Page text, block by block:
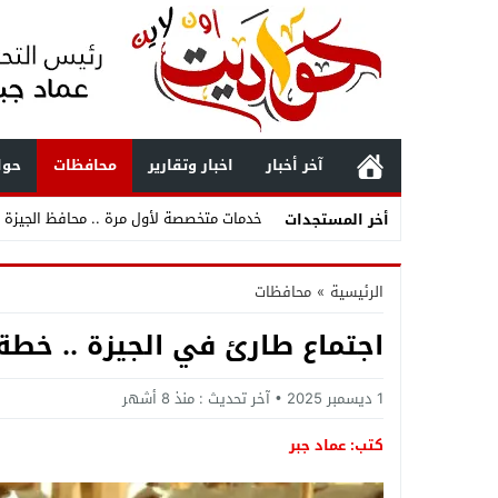
آخر أخبار اخبار وتقارير محافظات
أخر المستجدات
خدمات متخصصة لأول مرة .. محافظ الجيزة
ثقة متجددة واستكمال لمسيرة العطاء ..
ثقة مستحقة وترقية تليق بالكفاءات ..
حركة مباحث الجيزة 2026 .. تغييرات واسعة وتصعيد قيادات شابة وتجديد الثقة في أصحاب الإنجازات
بعد زلزال الفجر .. أول تحرك عاجل من
الرئيسية » محافظات
اجتماع طارئ في الجيزة ..
1 ديسمبر 2025 آخر تحديث : منذ 8 أشهر
كتب: عماد جبر